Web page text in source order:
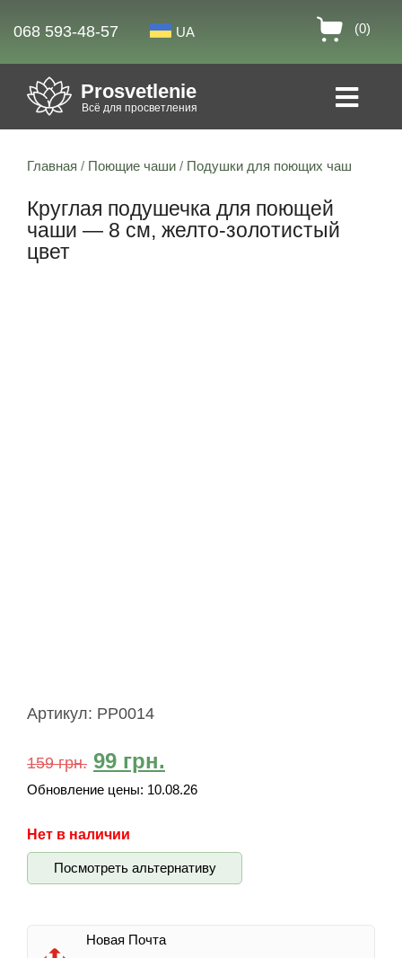
068 593-48-57 UA (0)
Prosvetlenie
Всё для просветления
Главная / Поющие чаши / Подушки для поющих чаш
Круглая подушечка для поющей
чаши — 8 см, желто-золотистый
цвет
Артикул: PP0014
159грн. 99 грн.
Обновление цены: 10.08.26
Нет в наличии
Посмотреть альтернативу
Новая Почта